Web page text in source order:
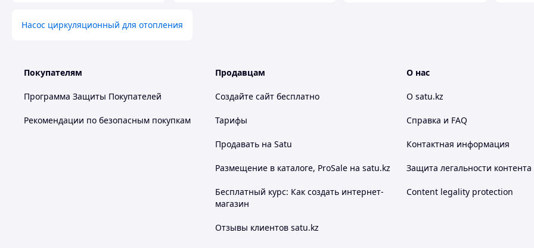
Насос циркуляционный для отопления
Покупателям
Программа Защиты Покупателей
Рекомендации по безопасным покупкам
Продавцам
Создайте сайт бесплатно
Тарифы
Продавать на Satu
Размещение в каталоге, ProSale на satu.kz
Бесплатный курс: Как создать интернет-
магазин
Отзывы клиентов satu.kz
О нас
О satu.kz
Справка и FAQ
Контактная информация
Защита легальности контента
Content legality protection